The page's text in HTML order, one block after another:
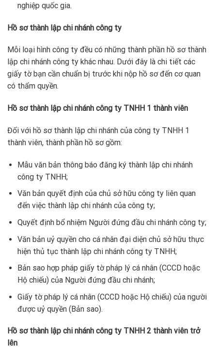
nghiệp quốc gia.
Hồ sơ thành lập chi nhánh công ty
Mỗi loại hình công ty đều có những thành phần hồ sơ thành
lập chi nhánh công ty khác nhau. Dưới đây là chi tiết các
giấy tờ bạn cần chuẩn bị trước khi nộp hồ sơ đến cơ quan
có thẩm quyền.
Hồ sơ thành lập chi nhánh công ty TNHH 1 thành viên
Đối với hồ sơ thành lập chi nhánh của công ty TNHH 1
thành viên, thành phần hồ sơ gồm:
Mẫu văn bản thông báo đăng ký thành lập chi nhánh
công ty TNHH;
Văn bản quyết định của chủ sở hữu công ty liên quan
đến việc thành lập chi nhánh của công ty;
Quyết định bổ nhiệm Người đứng đầu chi nhánh công ty;
Văn bản uỷ quyền cho cá nhân đại diện chủ sở hữu thực
hiện thủ tục thành lập chi nhánh công ty TNHH;
Bản sao hợp pháp giấy tờ pháp lý cá nhân (CCCD hoặc
Hộ chiếu) của Người đứng đầu chi nhánh;
Giấy tờ pháp lý cá nhân (CCCD hoặc Hộ chiếu) của người
được uỷ quyền (Bản sao).
Hồ sơ thành lập chi nhánh công ty TNHH 2 thành viên trở
lên